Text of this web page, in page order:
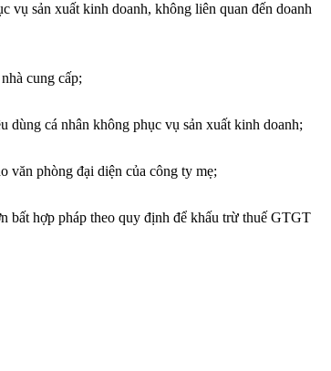
vụ sản xuất kinh doanh, không liên quan đến doanh
cung cấp;
cá nhân không phục vụ sản xuất kinh doanh;
văn phòng đại diện của công ty mẹ;
bất hợp pháp theo quy định để khấu trừ thuế GTGT